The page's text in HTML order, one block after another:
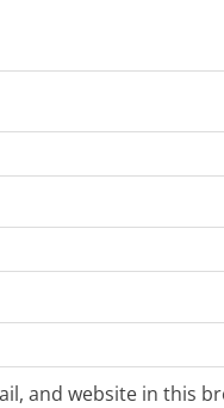
and website in this